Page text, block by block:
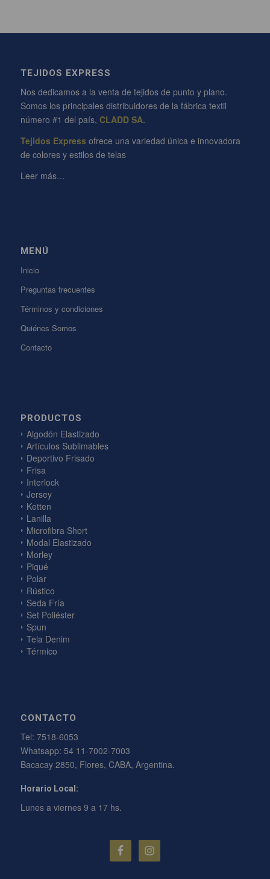
TEJIDOS EXPRESS
Nos dedicamos a la venta de tejidos de punto y plano.
Somos los principales distribuidores de la fábrica textil
número #1 del país, CLADD SA.
Tejidos Express ofrece una variedad única e innovadora
de colores y estilos de telas
Leer más…
MENÚ
Inicio
Preguntas frecuentes
Términos y condiciones
Quiénes Somos
Contacto
PRODUCTOS
Algodón Elastizado
Artículos Sublimables
Deportivo Frisado
Frisa
Interlock
Jersey
Ketten
Lanilla
Microfibra Short
Modal Elastizado
Morley
Piqué
Polar
Rústico
Seda Fría
Set Poliéster
Spun
Tela Denim
Térmico
CONTACTO
Tel: 7518-6053
Whatsapp: 54 11-7002-7003
Bacacay 2850, Flores, CABA, Argentina.
Horario Local:
Lunes a viernes 9 a 17 hs.